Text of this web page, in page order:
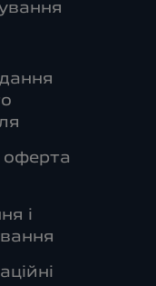
оферта
і